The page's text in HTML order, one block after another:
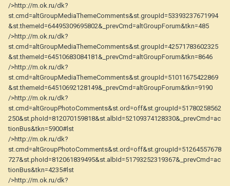
/>http://m.ok.ru/dk?
st.cmd=altGroupMediaThemeComments&st.groupId=53393237671994
&st.themeId=64495309695802&_prevCmd=altGroupForum&tkn=485
/>http://m.ok.ru/dk?
st.cmd=altGroupMediaThemeComments&st.groupId=42571783602325
&st.themeId=64510683084181&_prevCmd=altGroupForum&tkn=8646
/>http://m.ok.ru/dk?
st.cmd=altGroupMediaThemeComments&st.groupId=51011675422869
&st.themeId=64510692128149&_prevCmd=altGroupForum&tkn=9190
/>http://m.ok.ru/dk?
st.cmd=altGroupPhotoComments&st.ord=off&st.groupId=51780258562
250&st.phoId=812070159818&st.albId=52109374128330&_prevCmd=ac
tionBus&tkn=5900#lst
/>http://m.ok.ru/dk?
st.cmd=altGroupPhotoComments&st.ord=off&st.groupId=51264557678
727&st.phoId=812061839495&st.albId=51793252319367&_prevCmd=ac
tionBus&tkn=4235#lst
/>http://m.ok.ru/dk?